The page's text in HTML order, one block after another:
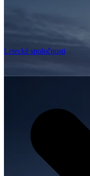
Letecké spoločnosti